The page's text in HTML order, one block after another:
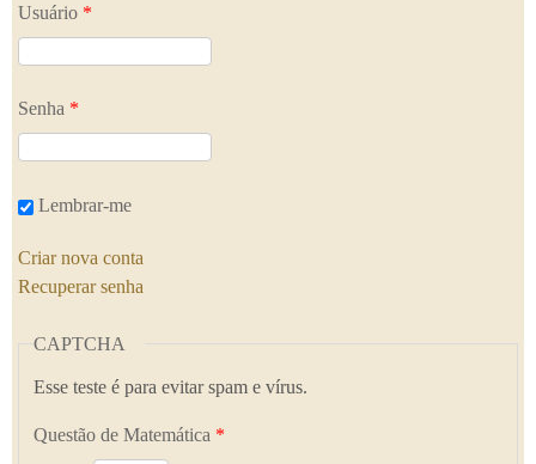
Usuário *
Senha *
Lembrar-me
Criar nova conta
Recuperar senha
CAPTCHA
Esse teste é para evitar spam e vírus.
Questão de Matemática *